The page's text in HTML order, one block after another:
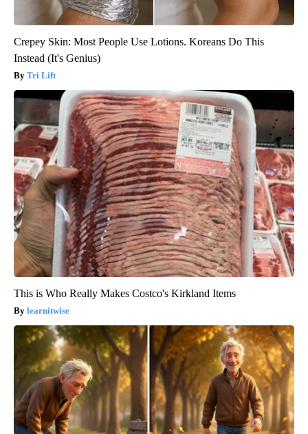
Crepey Skin: Most People Use Lotions. Koreans Do This
Instead (It's Genius)
Tri Lift
This is Who Really Makes Costco's Kirkland Items
learnitwise